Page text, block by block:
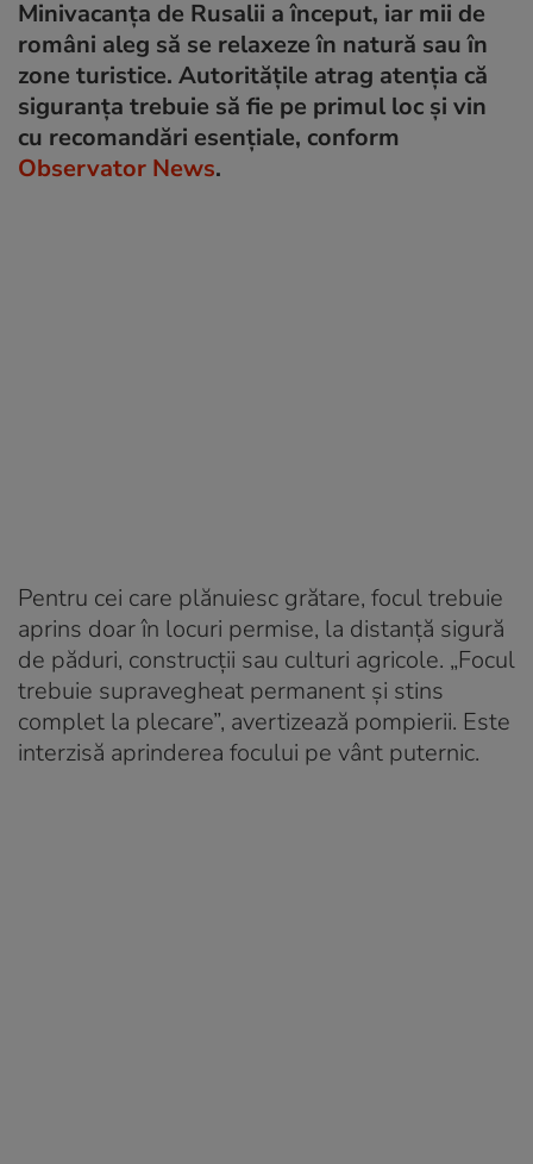
Minivacanța de Rusalii a început, iar mii de
români aleg să se relaxeze în natură sau în
zone turistice. Autoritățile atrag atenția că
siguranța trebuie să fie pe primul loc și vin
cu recomandări esențiale, conform
Observator News.
Pentru cei care plănuiesc grătare, focul trebuie
aprins doar în locuri permise, la distanță sigură
de păduri, construcții sau culturi agricole. „Focul
trebuie supravegheat permanent și stins
complet la plecare”, avertizează pompierii. Este
interzisă aprinderea focului pe vânt puternic.